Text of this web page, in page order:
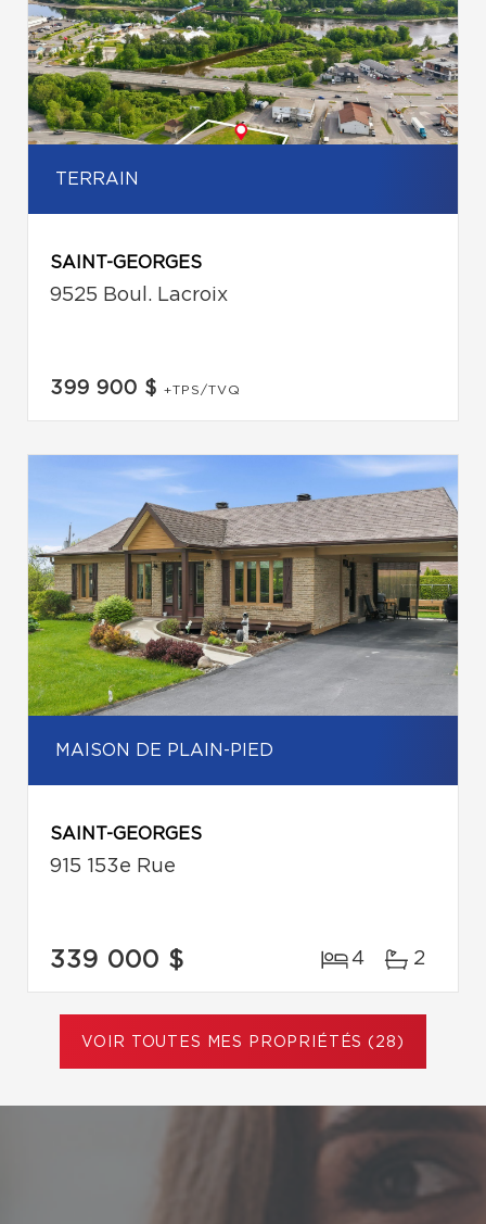
TERRAIN
SAINT-GEORGES
9525 Boul. Lacroix
399 900 $ +TPS/TVQ
MAISON DE PLAIN-PIED
SAINT-GEORGES
915 153e Rue
339 000 $ 4 2
VOIR TOUTES MES PROPRIÉTÉS (28)